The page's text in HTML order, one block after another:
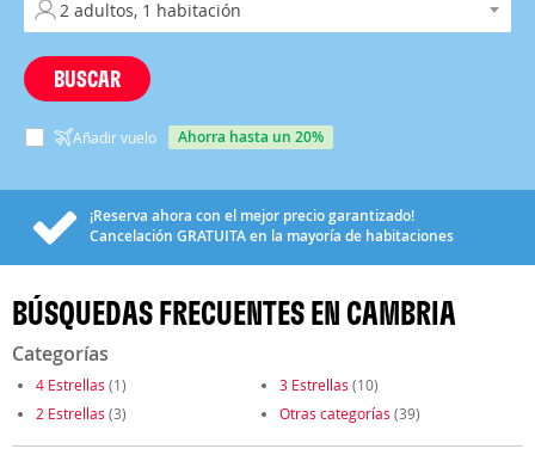
BUSCAR
Añadir vuelo ahorra hasta un 20%
¡Reserva ahora con el mejor precio garantizado!
Cancelación GRATUITAen la mayoría de habitaciones
BÚSQUEDAS FRECUENTES EN CAMBRIA
Categorías
4 Estrellas (1) 3 Estrellas (10)
2 Estrellas (3) Otras categorías (39)